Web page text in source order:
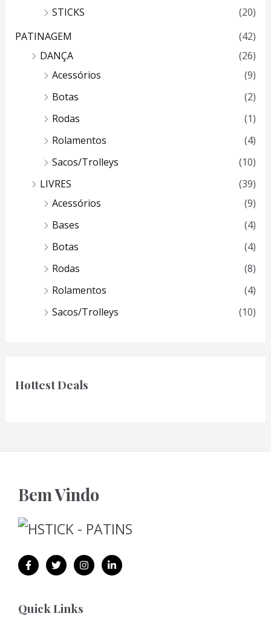
STICKS
(20)
PATINAGEM
(42)
DANÇA
(26)
Acessórios
(9)
Botas
(2)
Rodas
(1)
Rolamentos
(4)
Sacos/Trolleys
(10)
LIVRES
(39)
Acessórios
(9)
Bases
(4)
Botas
(4)
Rodas
(8)
Rolamentos
(4)
Sacos/Trolleys
(10)
Hottest Deals
Bem Vindo
Quick Links